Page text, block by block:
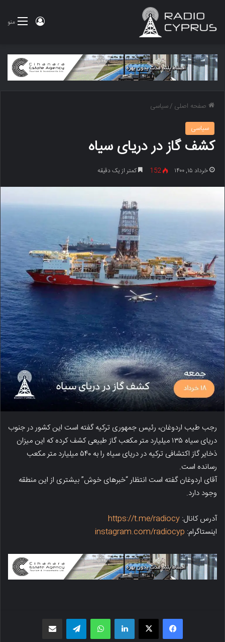
منو ورود
صفحه اصلی /سیاسی
سیاسی
کشف گاز در دریای سیاه
خرداد ۱۵, ۱۴۰۰ 152 کمتر از یک دقیقه
رجب طیب اردوغان، رئیس جمهوری ترکیه گفته است این کشور در جنوب
دریای سیاه ۱۳۵ میلیارد متر مکعب گاز طبیعی کشف کرده که این میزان
ذخایر گاز اکتشافی‌ ترکیه در دریای سیاه را به ۵۴۰ میلیارد متر مکعب
رسانده است.
آقای اردوغان گفته است انتظار “خبرهای خوش” بیشتری از این منطقه
وجود دارد.
آدرس کانال: https://t.me/radiocy
اینستاگرام: instagram.com/radiocyp
فیسبوک X لینکدین واتس اپ تلگرام